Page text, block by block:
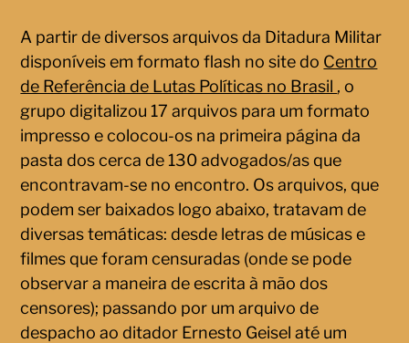
A partir de diversos arquivos da Ditadura Militar
disponíveis em formato flash no site do Centro
de Referência de Lutas Políticas no Brasil , o
grupo digitalizou 17 arquivos para um formato
impresso e colocou-os na primeira página da
pasta dos cerca de 130 advogados/as que
encontravam-se no encontro. Os arquivos, que
podem ser baixados logo abaixo, tratavam de
diversas temáticas: desde letras de músicas e
filmes que foram censuradas (onde se pode
observar a maneira de escrita à mão dos
censores); passando por um arquivo de
despacho ao ditador Ernesto Geisel até um